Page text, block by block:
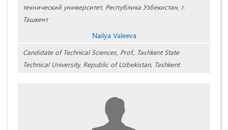
технический университет, Республика Узбекистан, г.
Ташкент
Nailya Valeeva
Candidate of Technical Sciences, Prof., Tashkent State
Technical University, Republic of Uzbekistan, Tashkent